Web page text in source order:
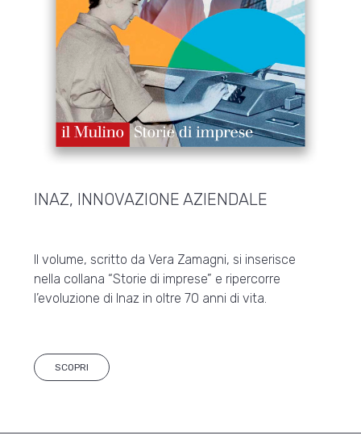
INAZ, INNOVAZIONE AZIENDALE
Il volume, scritto da Vera Zamagni, si inserisce
nella collana “Storie di imprese” e ripercorre
l’evoluzione di Inaz in oltre 70 anni di vita.
SCOPRI